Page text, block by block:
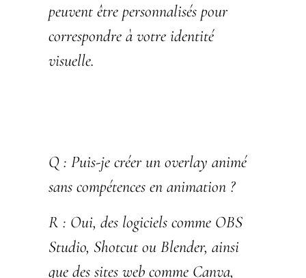
peuvent être personnalisés pour
correspondre à votre identité
visuelle.
Q : Puis-je créer un overlay animé
sans compétences en animation ?
R : Oui, des logiciels comme OBS
Studio, Shotcut ou Blender, ainsi
que des sites web comme Canva,